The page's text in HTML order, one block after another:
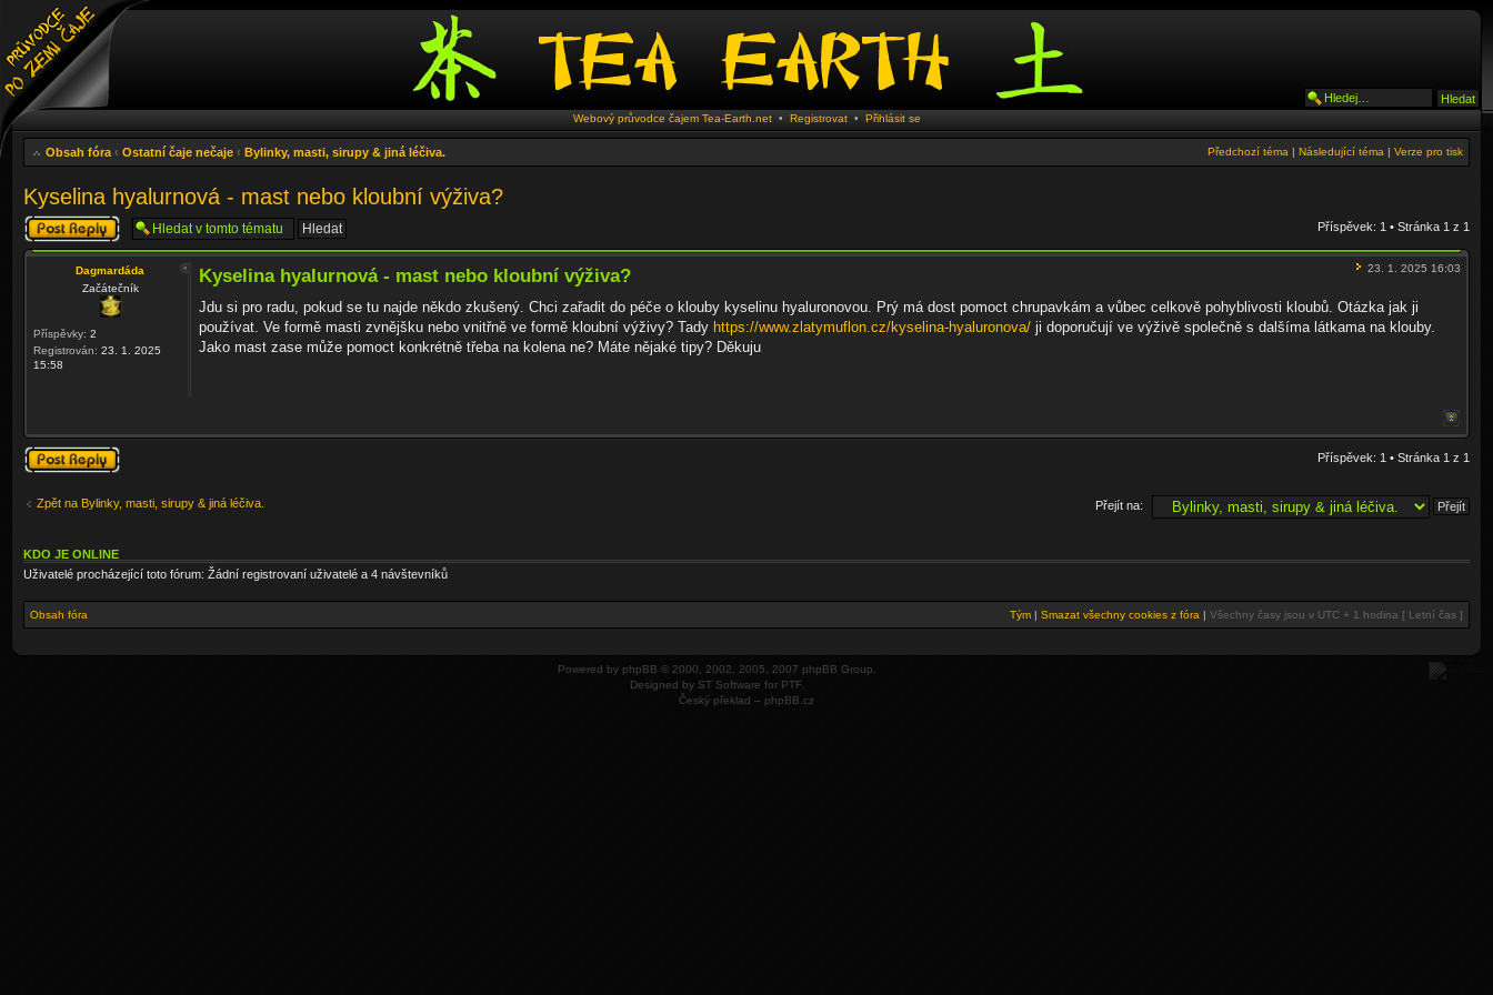
Webový průvodce čajem Tea-Earth.net• Registrovat • Přihlásit se
Obsah fóra ‹ Ostatní čaje nečaje ‹ Bylinky, masti, sirupy & jiná léčiva. Verze pro tisk
Následující téma |
Předchozí téma |
Kyselina hyalurnová - mast nebo kloubní výživa?
Odeslat odpověď Příspěvek: 1 • Stránka 1 z 1
Dagmardáda
Začátečník
Příspěvky: 2
Registrován: 23. 1. 2025
15:58
23. 1. 2025 16:03
Kyselina hyalurnová - mast nebo kloubní výživa?
Jdu si pro radu, pokud se tu najde někdo zkušený. Chci zařadit do péče o klouby kyselinu hyaluronovou. Prý má dost pomoct chrupavkám a vůbec celkově pohyblivosti kloubů. Otázka jak ji
používat. Ve formě masti zvnějšku nebo vnitřně ve formě kloubní výživy? Tady https://www.zlatymuflon.cz/kyselina-hyaluronova/ ji doporučují ve výživě společně s dalšíma látkama na klouby.
Jako mast zase může pomoct konkrétně třeba na kolena ne? Máte nějaké tipy? Děkuju
Odeslat odpověď Příspěvek: 1 • Stránka 1 z 1
Zpět na Bylinky, masti, sirupy & jiná léčiva. Přejít na:
KDO JE ONLINE
Uživatelé procházející toto fórum: Žádní registrovaní uživatelé a 4 návštevníků
Obsah fóra Tým | Smazat všechny cookies z fóra | Všechny časy jsou v UTC + 1 hodina [ Letní čas ]
Powered by phpBB © 2000, 2002, 2005, 2007 phpBB Group.
Designed by ST Software for PTF.
Český překlad – phpBB.cz